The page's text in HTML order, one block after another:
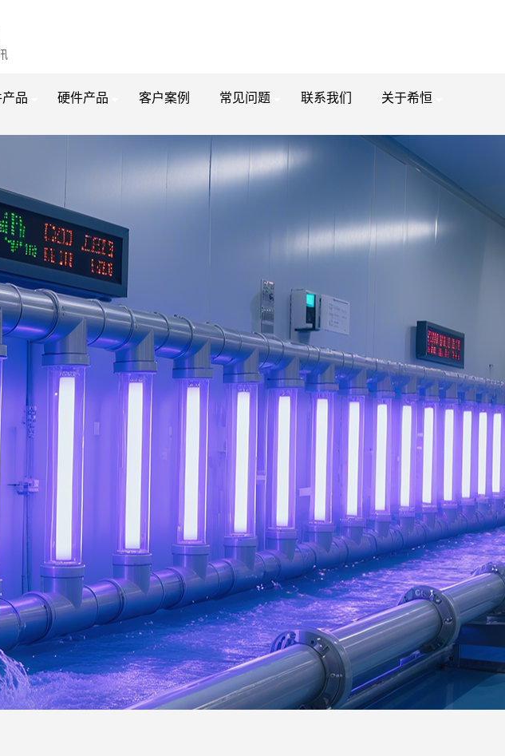
品 硬件产品 客户案例 常见问题 联系我们 关于希恒